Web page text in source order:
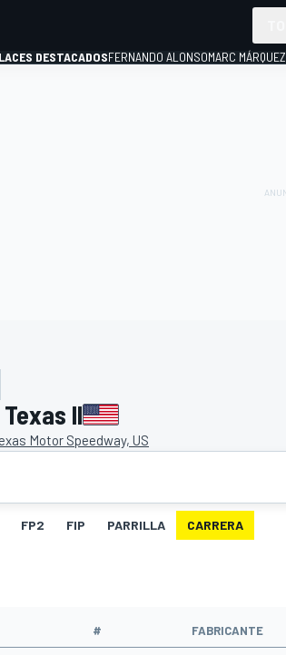
WRC
DESTACADOSFERNANDO ALONSOMARC MÁRQUEZ
por
Texas II
Motor Speedway, US
FP2 FIP PARRILLA CARRERA
# FABRICANTE